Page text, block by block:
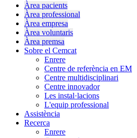
Àrea pacients
Àrea professional
Àrea empresa
Àrea voluntaris
Àrea premsa
Sobre el Cemcat
Enrere
Centre de referència en EM
Centre multidisciplinari
Centre innovador
Les instal·lacions
L'equip professional
Assistència
Recerca
Enrere